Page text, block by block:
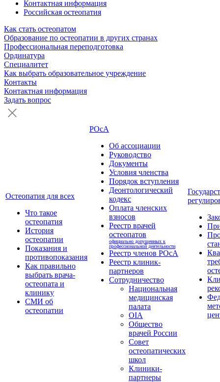
Контактная информация
Российская остеопатия
Как стать остеопатом
Образование по остеопатии в других странах
Профессиональная переподготовка
Ординатура
Специалитет
Как выбрать образовательное учреждение
Контакты
Контактная информация
Задать вопрос
Остеопатия для всех
Что такое
остеопатия
История
остеопатии
Показания и
противопоказания
Как правильно
выбрать врача-
остеопата и
клинику
СМИ об
остеопатии
РОсА
Об ассоциации
Руководство
Документы
Условия членства
Порядок вступления
Деонтологический
кодекс
Оплата членских
взносов
Реестр врачей
остеопатов
официально допущенных к
профессиональной деятельности
Реестр членов РОсА
Реестр клиник-
партнеров
Сотрудничество
Национальная
медицинская
палата
OIA
Общество
врачей России
Совет
остеопатических
школ
Клиники-
партнеры